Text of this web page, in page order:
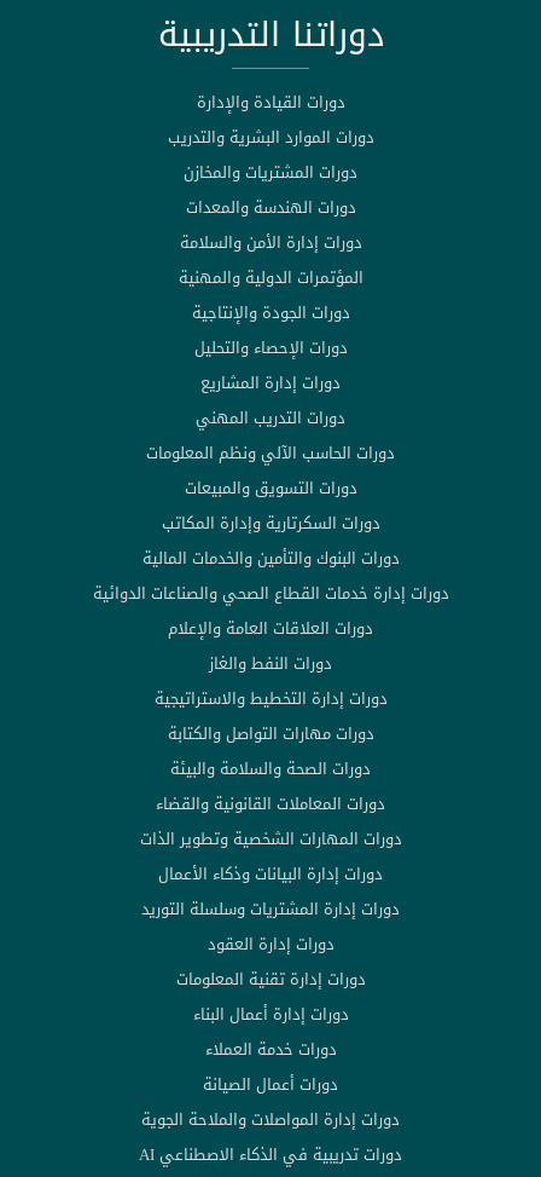
دوراتنا التدريبية
دورات القيادة والإدارة
دورات الموارد البشرية والتدريب
دورات المشتريات والمخازن
دورات الهندسة والمعدات
دورات إدارة الأمن والسلامة
المؤتمرات الدولية والمهنية
دورات الجودة والإنتاجية
دورات الإحصاء والتحليل
دورات إدارة المشاريع
دورات التدريب المهني
دورات الحاسب الآلي ونظم المعلومات
دورات التسويق والمبيعات
دورات السكرتارية وإدارة المكاتب
دورات البنوك والتأمين والخدمات المالية
دورات إدارة خدمات القطاع الصحي والصناعات الدوائية
دورات العلاقات العامة والإعلام
دورات النفط والغاز
دورات إدارة التخطيط والاستراتيجية
دورات مهارات التواصل والكتابة
دورات الصحة والسلامة والبيئة
دورات المعاملات القانونية والقضاء
دورات المهارات الشخصية وتطوير الذات
دورات إدارة البيانات وذكاء الأعمال
دورات إدارة المشتريات وسلسلة التوريد
دورات إدارة العقود
دورات إدارة تقنية المعلومات
دورات إدارة أعمال البناء
دورات خدمة العملاء
دورات أعمال الصيانة
دورات إدارة المواصلات والملاحة الجوية
دورات تدريبية في الذكاء الاصطناعي AI